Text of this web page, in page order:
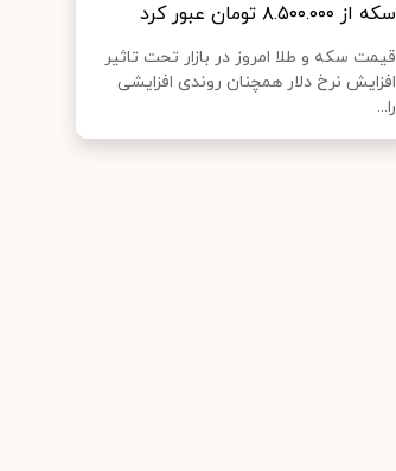
سکه از ۸.۵۰۰.۰۰۰ تومان عبور کرد
قیمت سکه و طلا امروز در بازار تحت تاثیر
افزایش نرخ دلار همچنان روندی افزایشی
را...